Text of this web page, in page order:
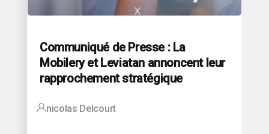
Communiqué de Presse : La
Mobilery et Leviatan annoncent leur
rapprochement stratégique
nicolas Delcourt